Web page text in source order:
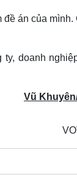
án của mình.
doanh
Vũ